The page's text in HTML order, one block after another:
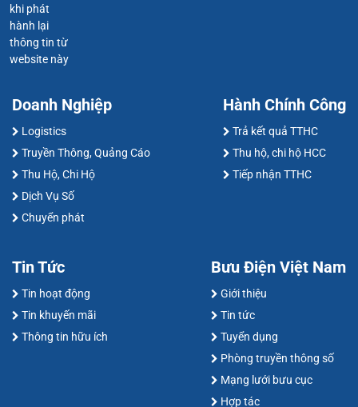
khi phát
hành lại
thông tin từ
website này
Doanh Nghiệp
Logistics
Truyền Thông, Quảng Cáo
Thu Hộ, Chi Hộ
Dịch Vụ Số
Chuyển phát
Hành Chính Công
Trả kết quả TTHC
Thu hộ, chi hộ HCC
Tiếp nhận TTHC
Tin Tức
Tin hoạt động
Tin khuyến mãi
Thông tin hữu ích
Bưu Điện Việt Nam
Giới thiệu
Tin tức
Tuyển dụng
Phòng truyền thông số
Mạng lưới bưu cục
Hợp tác